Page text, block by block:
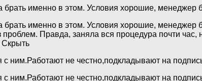
именно в этом. Условия хорошие,
брать именно в этом. Условия хорошие,
Правда, заняла вся процедура почти час,
Скрыть
ним.Работают не честно,подкладывают на
ним.Работают не честно,подкладывают на